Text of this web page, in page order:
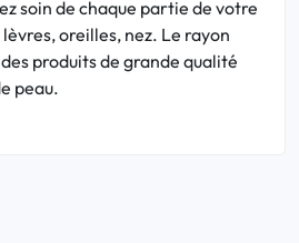
soin de chaque partie de votre
oreilles, nez. Le rayon
produits de grande qualité
peau.